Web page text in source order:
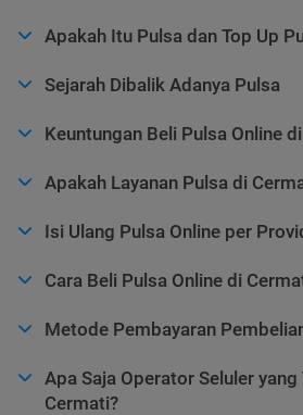
Apakah Itu Pulsa dan Top Up
Sejarah Dibalik Adanya Pulsa
Keuntungan Beli Pulsa Online
Apakah Layanan Pulsa di
Isi Ulang Pulsa Online per
Cara Beli Pulsa Online di
Metode Pembayaran
Apa Saja Operator Seluler yang
Cermati?